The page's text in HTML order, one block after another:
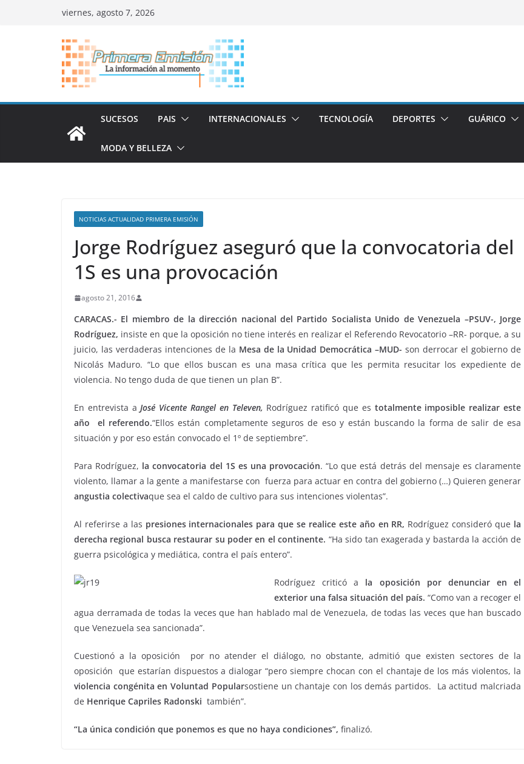
viernes, agosto 7, 2026
SUCESOS PAIS INTERNACIONALES TECNOLOGÍA DEPORTES GUÁRICO
MODA Y BELLEZA
NOTICIAS ACTUALIDAD PRIMERA EMISIÓN
Jorge Rodríguez aseguró que la convocatoria del
1S es una provocación
agosto 21, 2016
CARACAS.- El miembro de la dirección nacional del Partido Socialista Unido de Venezuela –PSUV-, Jorge
Rodríguez, insiste en que la oposición no tiene interés en realizar el Referendo Revocatorio –RR- porque, a su
juicio, las verdaderas intenciones de la Mesa de la Unidad Democrática –MUD- son derrocar el gobierno de
Nicolás Maduro. “Lo que ellos buscan es una masa crítica que les permita resucitar los expediente de
violencia. No tengo duda de que tienen un plan B”.
En entrevista aJosé Vicente Rangel en Televen, Rodríguez ratificó que es totalmente imposible realizar este
año el referendo.“Ellos están completamente seguros de eso y están buscando la forma de salir de esa
situación y por eso están convocado el 1º de septiembre”.
Para Rodríguez, la convocatoria del 1S es una provocación. “Lo que está detrás del mensaje es claramente
violento, llamar a la gente a manifestarse con fuerza para actuar en contra del gobierno (…) Quieren generar
angustia colectivaque sea el caldo de cultivo para sus intenciones violentas”.
Al referirse a las presiones internacionales para que se realice este año en RR, Rodríguez consideró que la
derecha regional busca restaurar su poder en el continente. “Ha sido tan exagerada y bastarda la acción de
guerra psicológica y mediática, contra el país entero”.
Rodríguez criticó a la oposición por denunciar en el
exterior una falsa situación del país. “Como van a recoger el
agua derramada de todas la veces que han hablado mal de Venezuela, de todas las veces que han buscado
que Venezuela sea sancionada”.
Cuestionó a la oposición por no atender el diálogo, no obstante, admitió que existen sectores de la
oposición que estarían dispuestos a dialogar “pero siempre chocan con el chantaje de los más violentos, la
violencia congénita en Voluntad Popularsostiene un chantaje con los demás partidos. La actitud malcriada
de Henrique Capriles Radonski también”.
“La única condición que ponemos es que no haya condiciones”, finalizó.